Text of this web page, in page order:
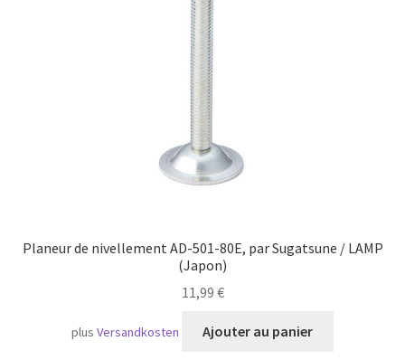
Planeur de nivellement AD-501-80E, par Sugatsune / LAMP
(Japon)
11,99 €
plusVersandkosten Ajouter au panier